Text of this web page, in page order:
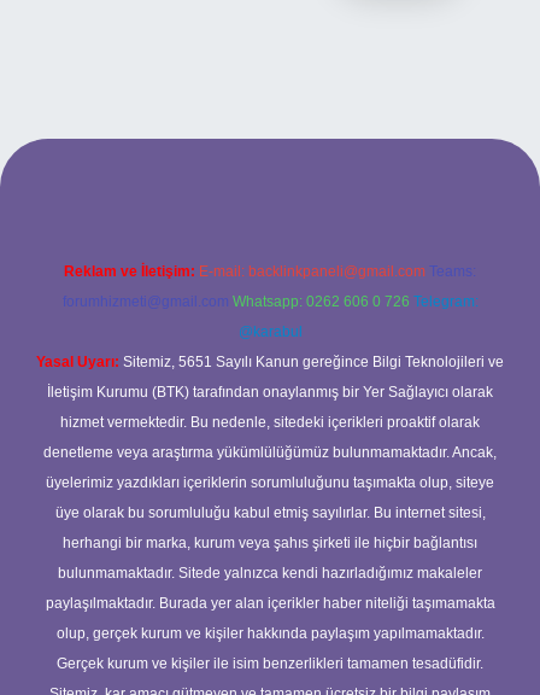
yeni giriş
Reklam ve İletişim: E-mail: backlinkpaneli@gmail.com Teams:
forumhizmeti@gmail.com Whatsapp: 0262 606 0 726 Telegram:
@karabul
Yasal Uyarı: Sitemiz, 5651 Sayılı Kanun gereğince Bilgi Teknolojileri ve
İletişim Kurumu (BTK) tarafından onaylanmış bir Yer Sağlayıcı olarak
hizmet vermektedir. Bu nedenle, sitedeki içerikleri proaktif olarak
denetleme veya araştırma yükümlülüğümüz bulunmamaktadır. Ancak,
üyelerimiz yazdıkları içeriklerin sorumluluğunu taşımakta olup, siteye
üye olarak bu sorumluluğu kabul etmiş sayılırlar. Bu internet sitesi,
herhangi bir marka, kurum veya şahıs şirketi ile hiçbir bağlantısı
bulunmamaktadır. Sitede yalnızca kendi hazırladığımız makaleler
paylaşılmaktadır. Burada yer alan içerikler haber niteliği taşımamakta
olup, gerçek kurum ve kişiler hakkında paylaşım yapılmamaktadır.
Gerçek kurum ve kişiler ile isim benzerlikleri tamamen tesadüfidir.